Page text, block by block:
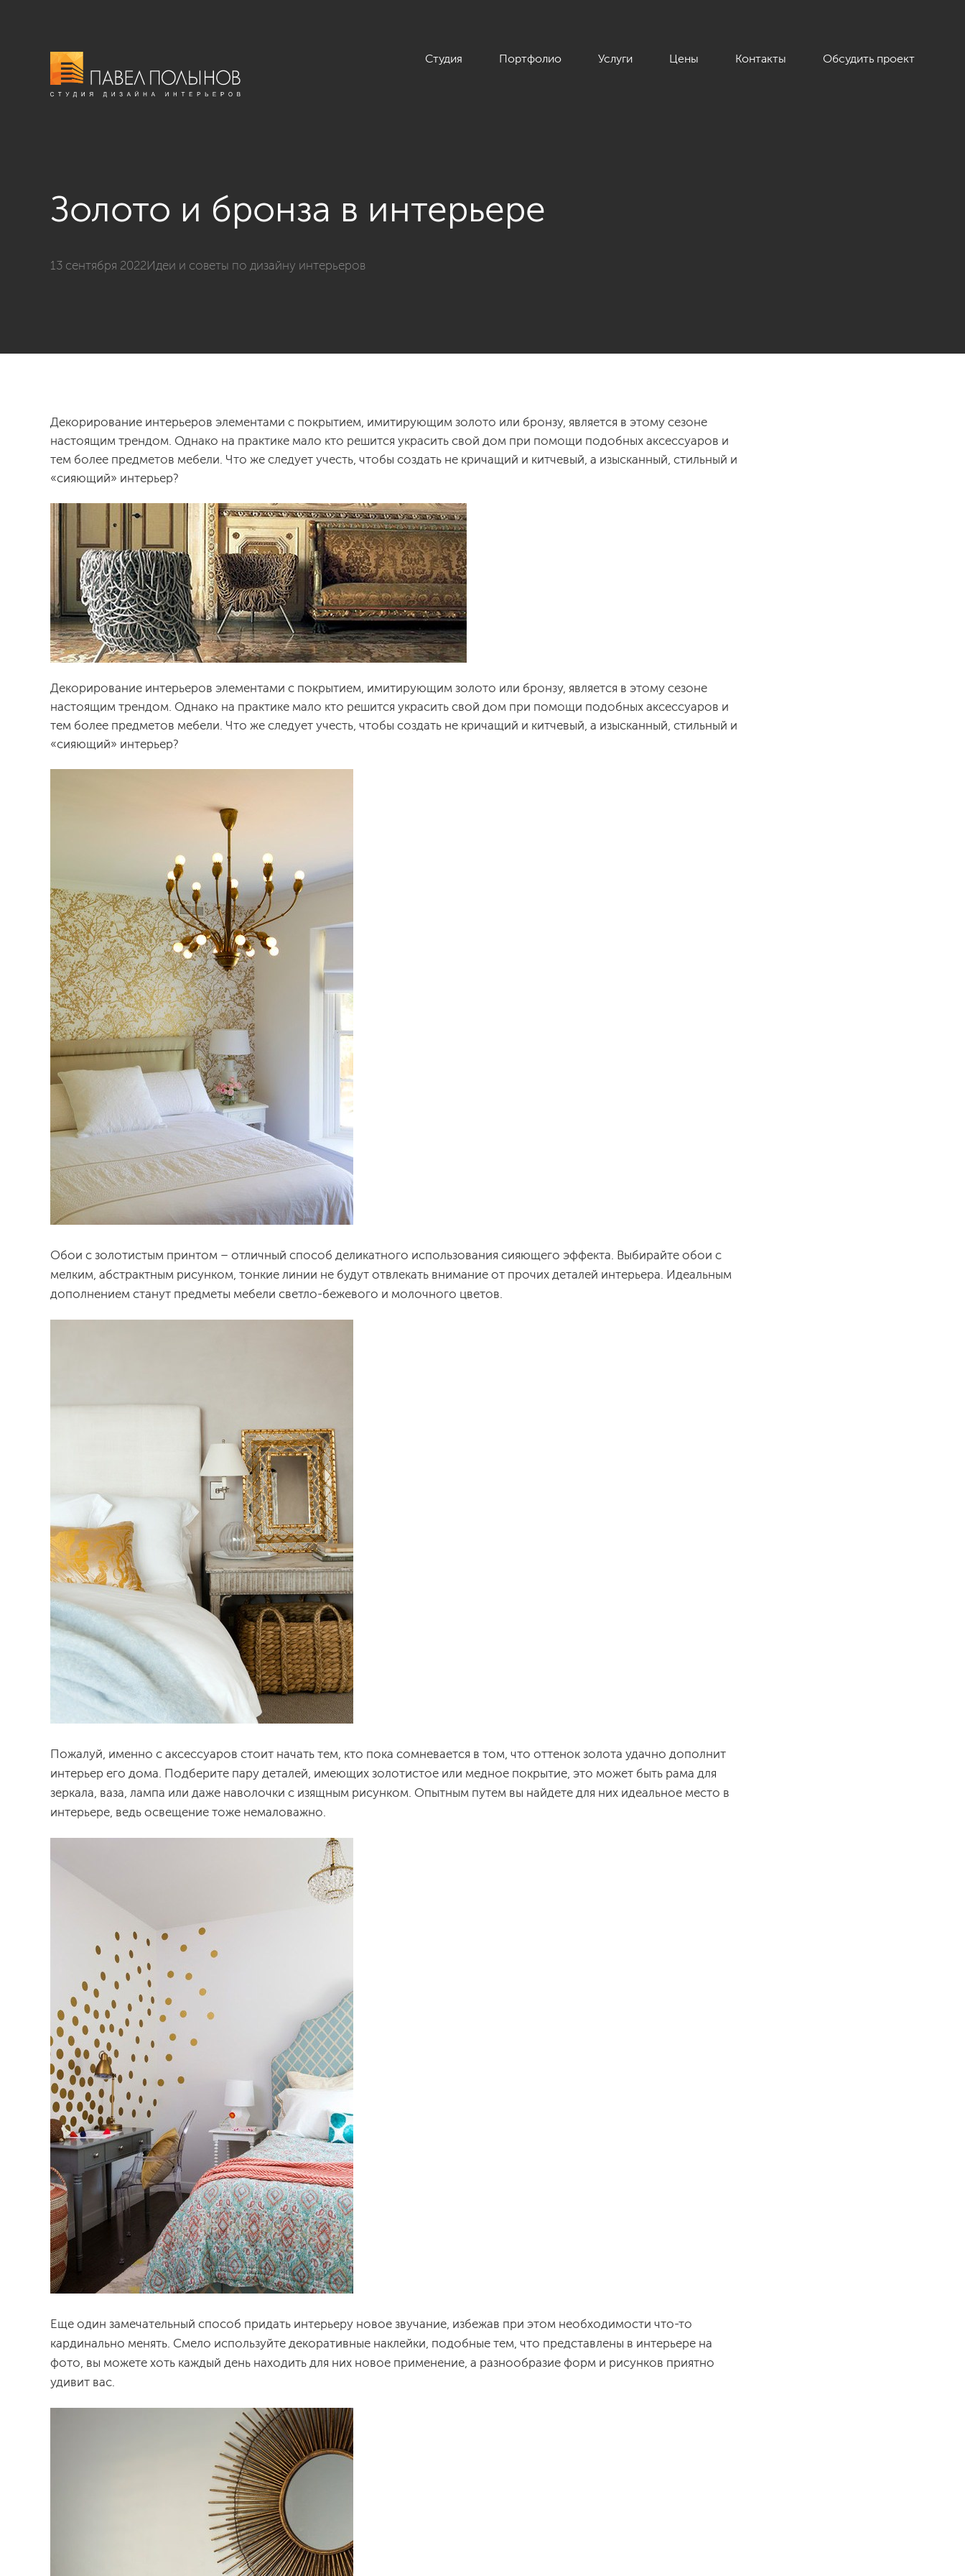
Студия Портфолио Услуги Цены Контакты Обсудить проект
Золото и бронза в интерьере
13 сентября 2022Идеи и советы по дизайну интерьеров
Декорирование интерьеров элементами с покрытием, имитирующим золото или бронзу, является в этому сезоне
настоящим трендом. Однако на практике мало кто решится украсить свой дом при помощи подобных аксессуаров и
тем более предметов мебели. Что же следует учесть, чтобы создать не кричащий и китчевый, а изысканный, стильный и
«сияющий» интерьер?
Декорирование интерьеров элементами с покрытием, имитирующим золото или бронзу, является в этому сезоне
настоящим трендом. Однако на практике мало кто решится украсить свой дом при помощи подобных аксессуаров и
тем более предметов мебели. Что же следует учесть, чтобы создать не кричащий и китчевый, а изысканный, стильный и
«сияющий» интерьер?
Обои с золотистым принтом – отличный способ деликатного использования сияющего эффекта. Выбирайте обои с
мелким, абстрактным рисунком, тонкие линии не будут отвлекать внимание от прочих деталей интерьера. Идеальным
дополнением станут предметы мебели светло-бежевого и молочного цветов.
Пожалуй, именно с аксессуаров стоит начать тем, кто пока сомневается в том, что оттенок золота удачно дополнит
интерьер его дома. Подберите пару деталей, имеющих золотистое или медное покрытие, это может быть рама для
зеркала, ваза, лампа или даже наволочки с изящным рисунком. Опытным путем вы найдете для них идеальное место в
интерьере, ведь освещение тоже немаловажно.
Еще один замечательный способ придать интерьеру новое звучание, избежав при этом необходимости что-то
кардинально менять. Смело используйте декоративные наклейки, подобные тем, что представлены в интерьере на
фото, вы можете хоть каждый день находить для них новое применение, а разнообразие форм и рисунков приятно
удивит вас.